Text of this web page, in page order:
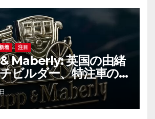
着 注目
Maberly: 英国の由緒
ビルダー、特注車の